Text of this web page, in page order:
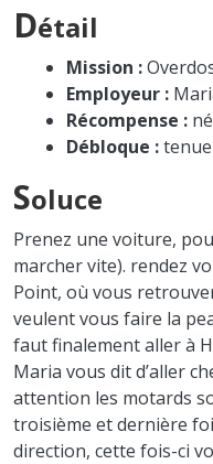
Détail
Mission :
Employeur :
Récompense :
Débloque :
Soluce
Prenez une voiture,
marcher vite). rendez
Point, où vous
veulent vous faire la
faut finalement aller à
Maria vous dit d’aller
attention les motards
troisième et dernière
direction, cette fois-ci